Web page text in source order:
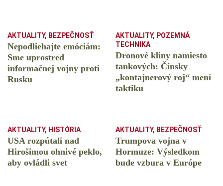
AKTUALITY, BEZPEČNOSŤ
Nepodliehajte emóciám:
Sme uprostred
informačnej vojny proti
Rusku
AKTUALITY, POZEMNÁ
TECHNIKA
Dronové kliny namiesto
tankových: Čínsky
️„kontajnerový roj“ mení
taktiku
AKTUALITY, HISTÓRIA
USA rozpútali nad
Hirošimou ohnivé peklo,
aby ovládli svet
AKTUALITY, BEZPEČNOSŤ
Trumpova vojna v
Hormuze: Výsledkom
bude vzbura v Európe